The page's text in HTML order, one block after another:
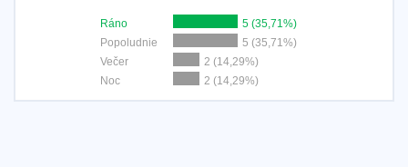
Ráno
5 (35,71%)
Popoludnie
5 (35,71%)
Večer
2 (14,29%)
Noc
2 (14,29%)